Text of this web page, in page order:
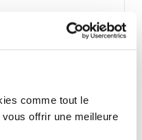
comme tout le
offrir une meilleure
氧化碳排
可以从我们收集空包